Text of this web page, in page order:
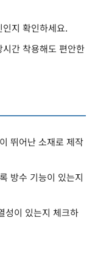
지 확인하세요.
간 착용해도 편안한
뛰어난 소재로 제작
방수 기능이 있는지
성이 있는지 체크하